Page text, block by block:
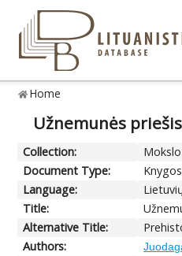
Home
Užnemunės
Collection:
Document Type:
Language:
Title:
Alternative Title:
Authors: